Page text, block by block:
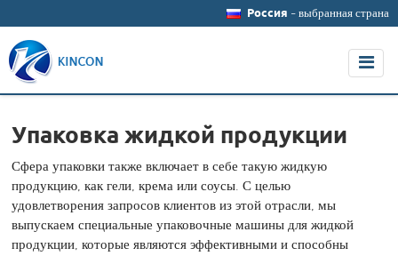
Россия - выбранная страна
Упаковка жидкой продукции
Сфера упаковки также включает в себе такую жидкую
продукцию, как гели, крема или соусы. С целью
удовлетворения запросов клиентов из этой отрасли, мы
выпускаем специальные упаковочные машины для жидкой
продукции, которые являются эффективными и способны